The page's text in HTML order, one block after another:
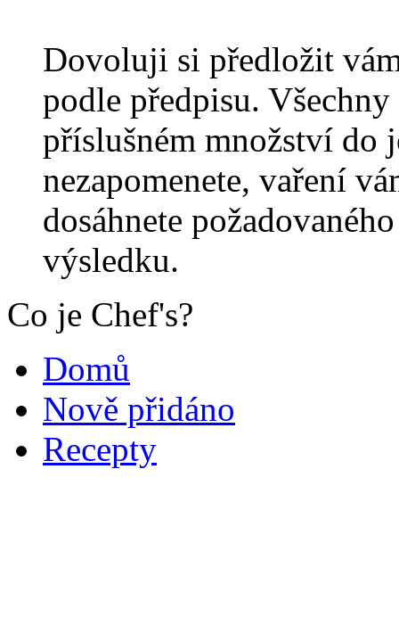
Dovoluji si předložit
podle předpisu.
příslušném množství do
nezapomenete, vaření
dosáhnete
výsledku.
Co je Chef's?
Domů
Nově přidáno
Recepty